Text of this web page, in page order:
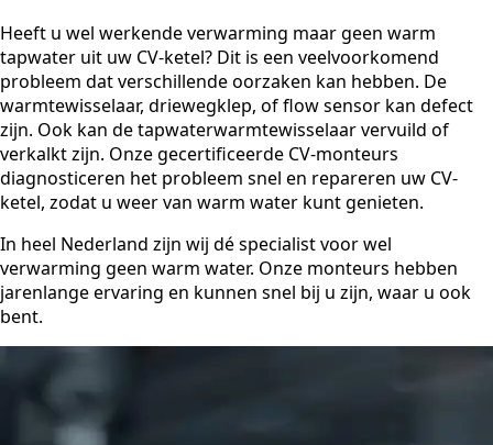
Heeft u wel werkende verwarming maar geen warm
tapwater uit uw CV-ketel? Dit is een veelvoorkomend
probleem dat verschillende oorzaken kan hebben. De
warmtewisselaar, driewegklep, of flow sensor kan defect
zijn. Ook kan de tapwaterwarmtewisselaar vervuild of
verkalkt zijn. Onze gecertificeerde CV-monteurs
diagnosticeren het probleem snel en repareren uw CV-
ketel, zodat u weer van warm water kunt genieten.
In heel Nederland zijn wij dé specialist voor wel
verwarming geen warm water. Onze monteurs hebben
jarenlange ervaring en kunnen snel bij u zijn, waar u ook
bent.